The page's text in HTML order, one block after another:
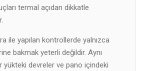
termal açıdan dikkatle
ile yapılan kontrollerde yalnızca
bakmak yeterli değildir. Aynı
yükteki devreler ve pano içindeki